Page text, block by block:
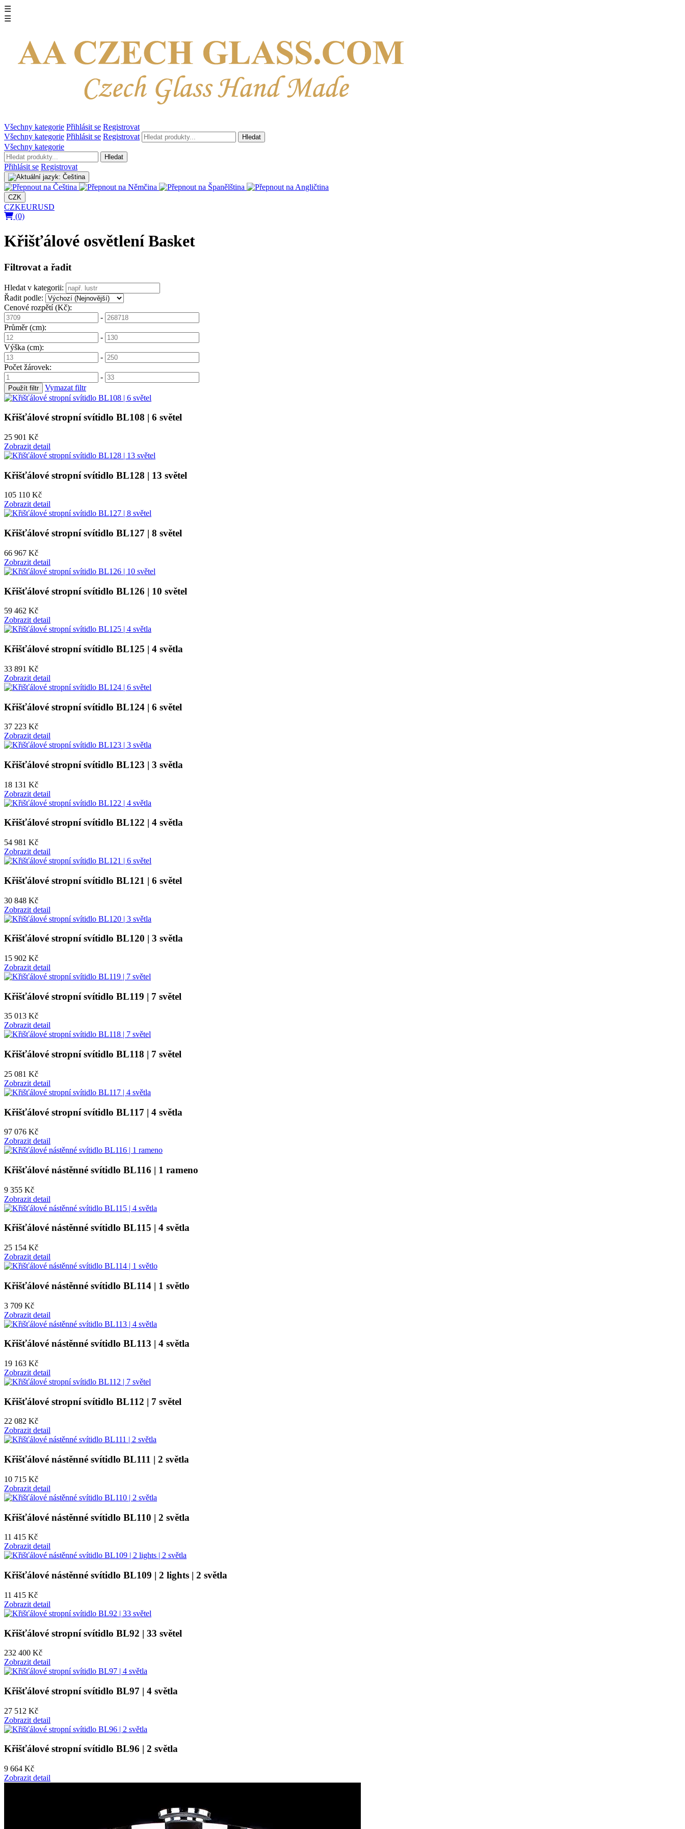
☰
☰
Všechny kategorie Přihlásit se Registrovat
Všechny kategorie Přihlásit se Registrovat Hledat
Všechny kategorie
Hledat
Přihlásit se Registrovat
CZK
CZKEURUSD
(0)
Křišťálové osvětlení Basket
Filtrovat a řadit
Hledat v kategorii:
Řadit podle:
Cenové rozpětí (Kč):
-
Průměr (cm):
-
Výška (cm):
-
Počet žárovek:
-
Použít filtr Vymazat filtr
Křišťálové stropní svítidlo BL108 | 6 světel
25 901 Kč
Zobrazit detail
Křišťálové stropní svítidlo BL128 | 13 světel
105 110 Kč
Zobrazit detail
Křišťálové stropní svítidlo BL127 | 8 světel
66 967 Kč
Zobrazit detail
Křišťálové stropní svítidlo BL126 | 10 světel
59 462 Kč
Zobrazit detail
Křišťálové stropní svítidlo BL125 | 4 světla
33 891 Kč
Zobrazit detail
Křišťálové stropní svítidlo BL124 | 6 světel
37 223 Kč
Zobrazit detail
Křišťálové stropní svítidlo BL123 | 3 světla
18 131 Kč
Zobrazit detail
Křišťálové stropní svítidlo BL122 | 4 světla
54 981 Kč
Zobrazit detail
Křišťálové stropní svítidlo BL121 | 6 světel
30 848 Kč
Zobrazit detail
Křišťálové stropní svítidlo BL120 | 3 světla
15 902 Kč
Zobrazit detail
Křišťálové stropní svítidlo BL119 | 7 světel
35 013 Kč
Zobrazit detail
Křišťálové stropní svítidlo BL118 | 7 světel
25 081 Kč
Zobrazit detail
Křišťálové stropní svítidlo BL117 | 4 světla
97 076 Kč
Zobrazit detail
Křišťálové nástěnné svítidlo BL116 | 1 rameno
9 355 Kč
Zobrazit detail
Křišťálové nástěnné svítidlo BL115 | 4 světla
25 154 Kč
Zobrazit detail
Křišťálové nástěnné svítidlo BL114 | 1 světlo
3 709 Kč
Zobrazit detail
Křišťálové nástěnné svítidlo BL113 | 4 světla
19 163 Kč
Zobrazit detail
Křišťálové stropní svítidlo BL112 | 7 světel
22 082 Kč
Zobrazit detail
Křišťálové nástěnné svítidlo BL111 | 2 světla
10 715 Kč
Zobrazit detail
Křišťálové nástěnné svítidlo BL110 | 2 světla
11 415 Kč
Zobrazit detail
Křišťálové nástěnné svítidlo BL109 | 2 lights | 2 světla
11 415 Kč
Zobrazit detail
Křišťálové stropní svítidlo BL92 | 33 světel
232 400 Kč
Zobrazit detail
Křišťálové stropní svítidlo BL97 | 4 světla
27 512 Kč
Zobrazit detail
Křišťálové stropní svítidlo BL96 | 2 světla
9 664 Kč
Zobrazit detail